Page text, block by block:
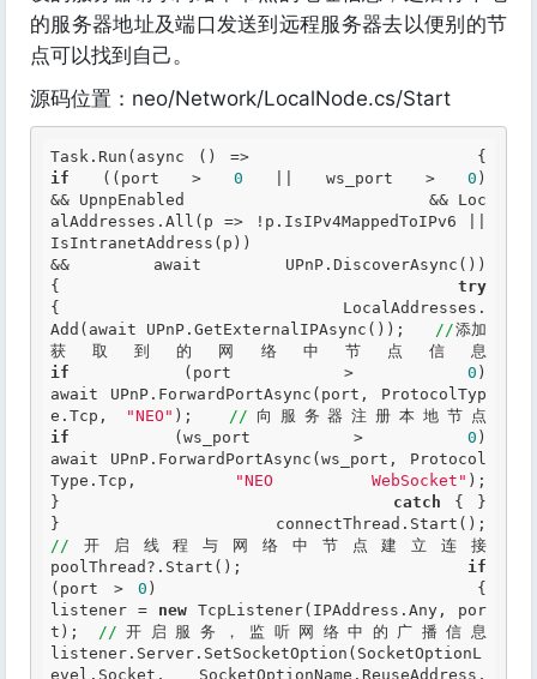
的服务器地址及端口发送到远程服务器去以便别的节
点可以找到自己。
源码位置：neo/Network/LocalNode.cs/Start
Task.Run
if ((port > 0 || ws_port > 0 )
&& UpnpEnabled                         && Loc
alAddresses.All(p => !p.IsIPv4MappedToIPv6 ||
IsIntranetAddress(p))
&& await UPnP.DiscoverAsync())
{ try
{                             LocalAddresses.
Add(await UPnP.GetExternalIPAsync()); //添加
if (port > 0 )
await UPnP.ForwardPortAsync(port, ProtocolTyp
e.Tcp,
"NEO" ); //
if (ws_port > 0 )
await UPnP.ForwardPortAsync(ws_port, Protocol
Type.Tcp,
"NEO WebSocket" );
} catch { }
// 开启线程与网络中节点建立连接
poolThread?.Start(); if
(port > 0 )                     {
listener = new TcpListener(IPAddress.Any, por
t); // 开启服务，监听网络中的广播信息
listener.Server.SetSocketOption(SocketOptionL